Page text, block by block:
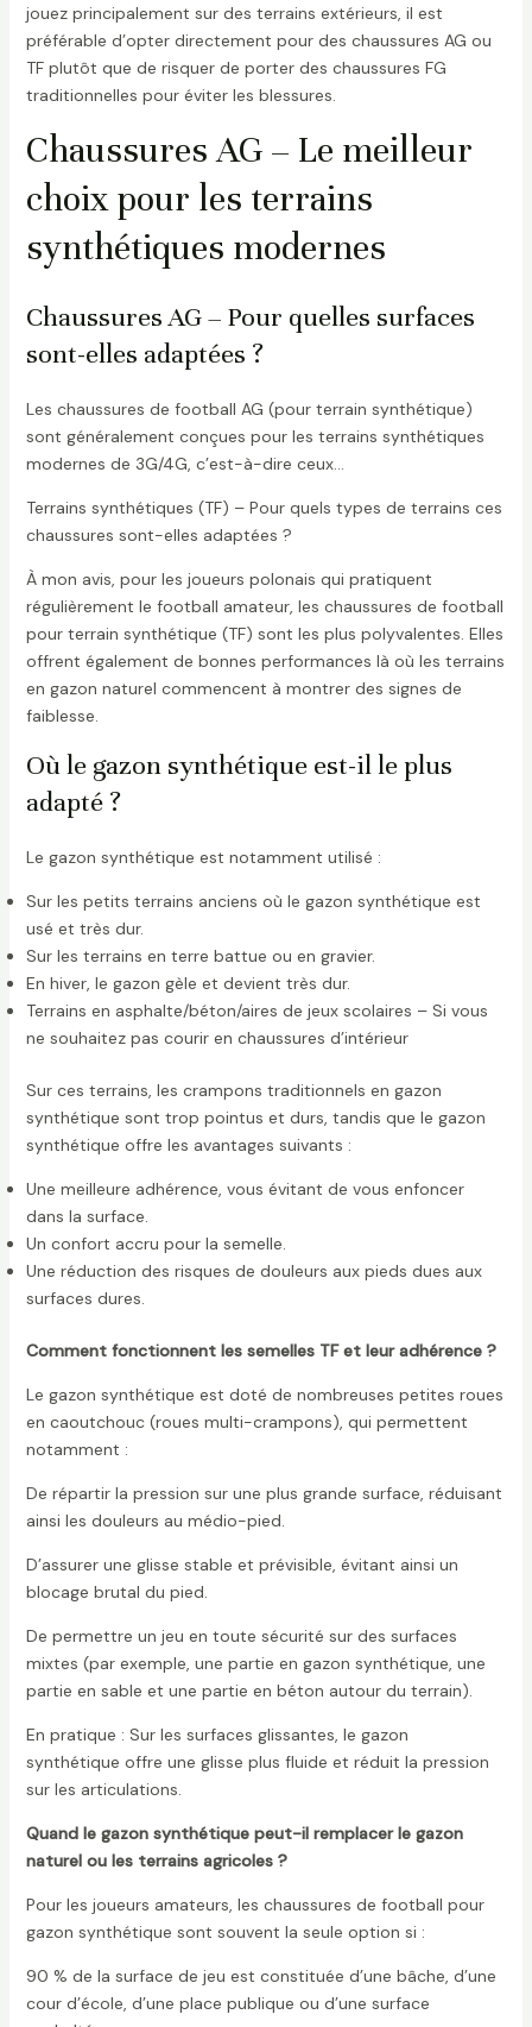
jouez principalement sur des terrains extérieurs, il est
préférable d’opter directement pour des chaussures AG ou
TF plutôt que de risquer de porter des chaussures FG
traditionnelles pour éviter les blessures.
Chaussures AG – Le meilleur
choix pour les terrains
synthétiques modernes
Chaussures AG – Pour quelles surfaces
sont-elles adaptées ?
Les chaussures de football AG (pour terrain synthétique)
sont généralement conçues pour les terrains synthétiques
modernes de 3G/4G, c’est-à-dire ceux…
Terrains synthétiques (TF) – Pour quels types de terrains ces
chaussures sont-elles adaptées ?
À mon avis, pour les joueurs polonais qui pratiquent
régulièrement le football amateur, les chaussures de football
pour terrain synthétique (TF) sont les plus polyvalentes. Elles
offrent également de bonnes performances là où les terrains
en gazon naturel commencent à montrer des signes de
faiblesse.
Où le gazon synthétique est-il le plus
adapté ?
Le gazon synthétique est notamment utilisé :
Sur les petits terrains anciens où le gazon synthétique est
usé et très dur.
Sur les terrains en terre battue ou en gravier.
En hiver, le gazon gèle et devient très dur.
Terrains en asphalte/béton/aires de jeux scolaires – Si vous
ne souhaitez pas courir en chaussures d’intérieur
Sur ces terrains, les crampons traditionnels en gazon
synthétique sont trop pointus et durs, tandis que le gazon
synthétique offre les avantages suivants :
Une meilleure adhérence, vous évitant de vous enfoncer
dans la surface.
Un confort accru pour la semelle.
Une réduction des risques de douleurs aux pieds dues aux
surfaces dures.
Comment fonctionnent les semelles TF et leur adhérence ?
Le gazon synthétique est doté de nombreuses petites roues
en caoutchouc (roues multi-crampons), qui permettent
notamment :
De répartir la pression sur une plus grande surface, réduisant
ainsi les douleurs au médio-pied.
D’assurer une glisse stable et prévisible, évitant ainsi un
blocage brutal du pied.
De permettre un jeu en toute sécurité sur des surfaces
mixtes (par exemple, une partie en gazon synthétique, une
partie en sable et une partie en béton autour du terrain).
En pratique : Sur les surfaces glissantes, le gazon
synthétique offre une glisse plus fluide et réduit la pression
sur les articulations.
Quand le gazon synthétique peut-il remplacer le gazon
naturel ou les terrains agricoles ?
Pour les joueurs amateurs, les chaussures de football pour
gazon synthétique sont souvent la seule option si :
90 % de la surface de jeu est constituée d’une bâche, d’une
cour d’école, d’une place publique ou d’une surface